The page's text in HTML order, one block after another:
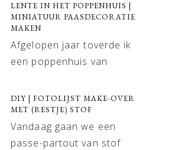
LENTE IN HET POPPENHUIS |
MINIATUUR PAASDECORATIE
MAKEN
Afgelopen jaar toverde ik
een poppenhuis van
DIY | FOTOLIJST MAKE-OVER
MET (RESTJE) STOF
Vandaag gaan we een
passe-partout van stof